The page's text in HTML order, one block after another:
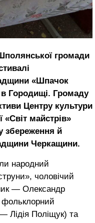
громади
«Шпачок
Городищі. Громаду
Центру культури
«Світ майстрів»
збереження й
Черкащини.
народний
чоловічий
— Олександр
фольклорний
Лідія Поліщук) та